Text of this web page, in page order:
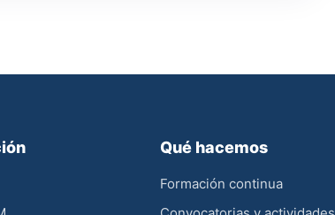
Qué hacemos
Formación continua